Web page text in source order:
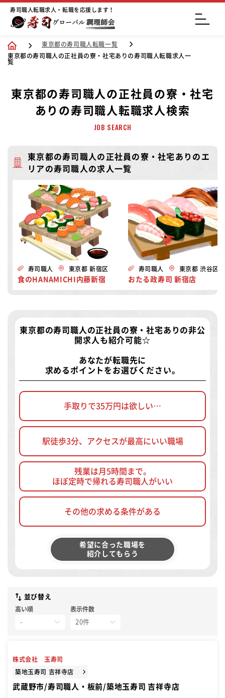
寿司職人転職求人・転職を応援します！
東京都の寿司職人転職一覧
東京都の寿司職人の正社員の寮・社宅ありの寿司職人転職求人一
覧
東京都の寿司職人の正社員の寮・社宅
ありの寿司職人転職求人検索
JOB SEARCH
東京都の寿司職人の正社員の寮・社宅ありのエ
リアの寿司職人の求人一覧
寿司職人 東京都 新宿区
食のHANAMICHI内藤新宿
寿司職人 東京都 渋谷区
おたる政寿司 新宿店
東京都の寿司職人の正社員の寮・社宅ありの非公
開求人 も紹介可能☆
あなたが転職先に
求めるポイントをお選びください。
手取りで35万円は欲しい…
駅徒歩3分、アクセスが最高にいい職場
残業は月5時間まで。
ほぼ定時で帰れる寿司職人がいい
その他の求める条件がある
希望に合った職場を
紹介してもらう
並び替え
高い順 表示件数
株式会社 玉寿司
築地玉寿司 吉祥寺店
武蔵野市/寿司職人・板前/築地玉寿司 吉祥寺店